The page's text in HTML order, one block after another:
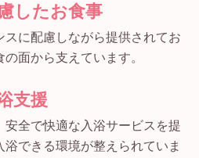
したお食事
に配慮しながら提供されてお
面から支えています。
支援
全で快適な入浴サービスを提
できる環境が整えられていま